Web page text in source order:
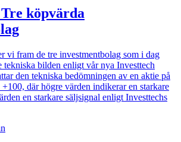
köpvärda
vi fram de tre investmentbolag som i dag
tekniska bilden enligt vår nya Investtech
den tekniska bedömningen av en aktie på
där högre värden indikerar en starkare
en starkare säljsignal enligt Investtechs